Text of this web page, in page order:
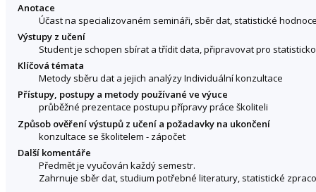
Anotace
Účast na specializovaném semináři, sběr dat, statistické
Výstupy z učení
Student je schopen sbírat a třídit data, připravovat pro
Klíčová témata
Metody sběru dat a jejich analýzy Individuální konzultace
Přístupy, postupy a metody používané ve výuce
průběžné prezentace postupu přípravy práce školiteli
Způsob ověření výstupů z učení a požadavky na ukončení
konzultace se školitelem - zápočet
Další komentáře
Předmět je vyučován každý semestr.
Zahrnuje sběr dat, studium potřebné literatury, statistické